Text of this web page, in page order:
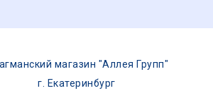
магазин "Аллея Групп"
г. Екатеринбург